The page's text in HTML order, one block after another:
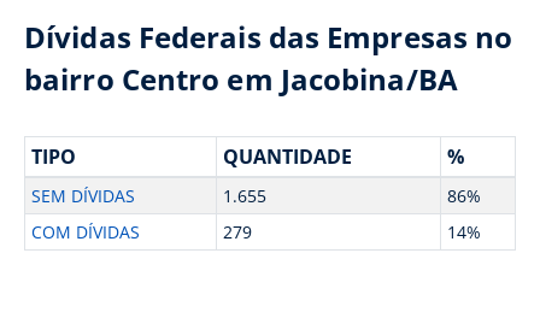
Dívidas Federais das Empresas no
bairro Centro em Jacobina/BA
TIPO QUANTIDADE %
SEM DÍVIDAS 1.655
86%
COM DÍVIDAS
279 14%